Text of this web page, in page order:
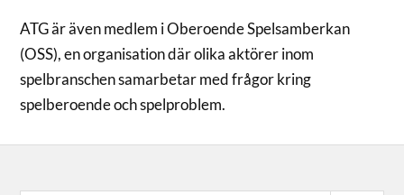
ATG är även medlem i Oberoende Spelsamberkan
(OSS), en organisation där olika aktörer inom
spelbranschen samarbetar med frågor kring
spelberoende och spelproblem.